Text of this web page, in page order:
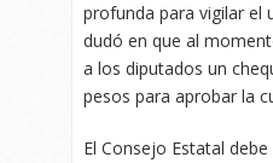
profunda para vigilar el
dudó en que al
a los diputados un
pesos para aprobar la
El Consejo Estatal